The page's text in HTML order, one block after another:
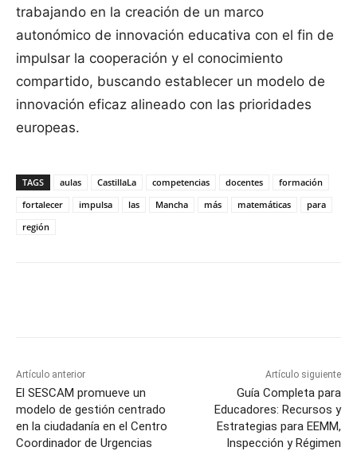
trabajando en la creación de un marco
autonómico de innovación educativa con el fin de
impulsar la cooperación y el conocimiento
compartido, buscando establecer un modelo de
innovación eficaz alineado con las prioridades
europeas.
TAGS aulas CastillaLa competencias docentes
formación
fortalecer
impulsa las Mancha más matemáticas
para
región
Artículo anterior
El SESCAM promueve un
modelo de gestión centrado
en la ciudadanía en el Centro
Coordinador de Urgencias
Artículo siguiente
Guía Completa para
Educadores: Recursos y
Estrategias para EEMM,
Inspección y Régimen